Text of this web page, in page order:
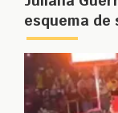
esquema de